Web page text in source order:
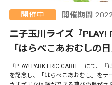
開催中 開催期間
二子玉川ライズ『PLAY!
「はらぺこあおむしの
『PLAY! PARK ERIC CARLE』にて、
を記念し、「はらぺこあおむし」をテ